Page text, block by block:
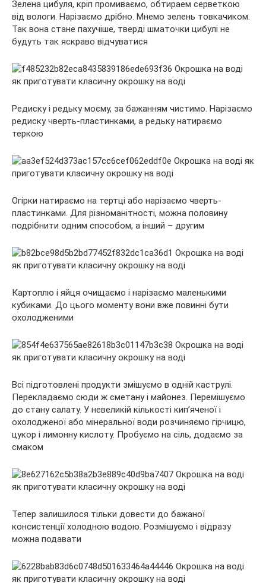
Зелена цибуля, кріп промиваємо, обтираем серветкою
від вологи. Нарізаємо дрібно. Мнемо зелень товкачиком.
Так вона стане пахучіше, тверді шматочки цибулі не
будуть так яскраво відчуватися
Редиску і редьку моєму, за бажанням чистимо. Нарізаємо
редиску чверть-пластинками, а редьку натираємо
теркою
Огірки натираємо на тертці або нарізаємо чверть-
пластинками. Для різноманітності, можна половину
подрібнити одним способом, а інший – другим
Картоплю і яйця очищаємо і нарізаємо маленькими
кубиками. До цього моменту вони вже повинні бути
охолодженими
Всі підготовлені продукти змішуємо в одній каструлі.
Перекладаємо сюди ж сметану і майонез. Перемішуємо
до стану салату. У невеликій кількості кип’яченої і
охолодженої або мінеральної води розчиняємо гірчицю,
цукор і лимонну кислоту. Пробуємо на сіль, додаємо за
смаком
Тепер залишилося тільки довести до бажаної
консистенції холодною водою. Розмішуємо і відразу
можна подавати